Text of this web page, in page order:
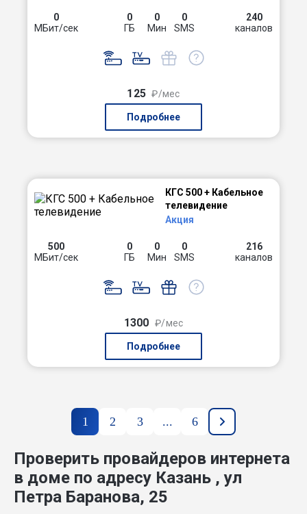
0
МБит/сек
0
ГБ
0
Мин
0
SMS
240
каналов
125 ₽/мес
Подробнее
КГС 500 + Кабельное
телевидение
Акция
500
МБит/сек
0
ГБ
0
Мин
0
SMS
216
каналов
1300 ₽/мес
Подробнее
1 2 3 ... 6
Проверить провайдеров интернета
в доме по адресу Казань , ул
Петра Баранова, 25